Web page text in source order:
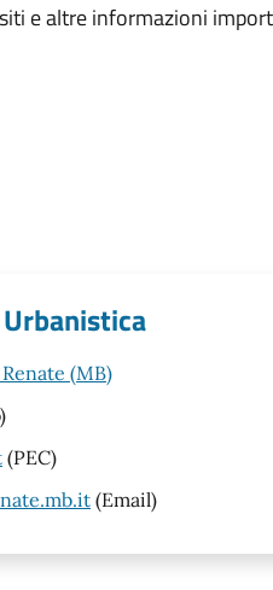
e altre informazioni
(MB)
(PEC)
(Email)